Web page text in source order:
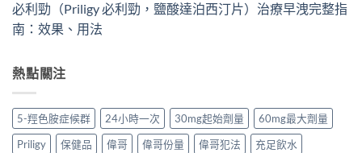
必利勁（Priligy 必利勁，鹽酸達泊西汀片）治療早洩完整指
南：效果、用法
熱點關注
5-羥色胺症候群 24小時一次 30mg起始劑量
60mg最大劑量
Priligy
保健品 偉哥 偉哥份量 偉哥犯法
充足飲水